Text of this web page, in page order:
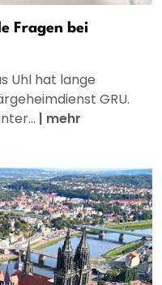
Fragen bei
Uhl hat lange
GRU.
| mehr